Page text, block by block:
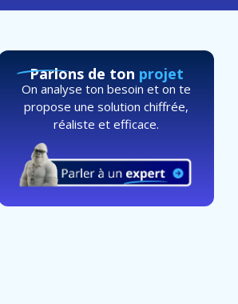
Parlons de ton projet
On analyse ton besoin et on te
propose une solution chiffrée,
réaliste et efficace.